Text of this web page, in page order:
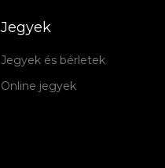
Jegyek
Jegyek és bérletek
Online jegyek